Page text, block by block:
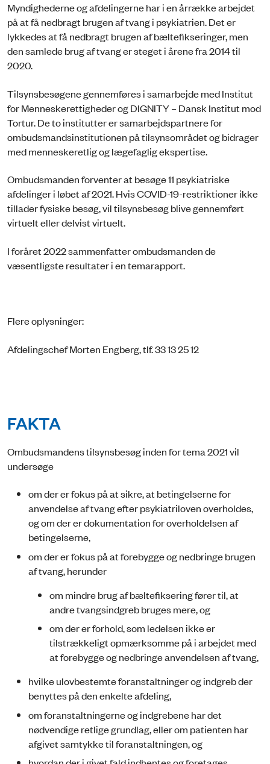
Myndighederne og afdelingerne har i en årrække arbejdet
på at få nedbragt brugen af tvang i psykiatrien. Det er
lykkedes at få nedbragt brugen af bæltefikseringer, men
den samlede brug af tvang er steget i årene fra 2014 til
2020.
Tilsynsbesøgene gennemføres i samarbejde med Institut
for Menneskerettigheder og DIGNITY – Dansk Institut mod
Tortur. De to institutter er samarbejdspartnere for
ombudsmandsinstitutionen på tilsynsområdet og bidrager
med menneskeretlig og lægefaglig ekspertise.
Ombudsmanden forventer at besøge 11 psykiatriske
afdelinger i løbet af 2021. Hvis COVID-19-restriktioner ikke
tillader fysiske besøg, vil tilsynsbesøg blive gennemført
virtuelt eller delvist virtuelt.
I foråret 2022 sammenfatter ombudsmanden de
væsentligste resultater i en temarapport.
Flere oplysninger:
Afdelingschef Morten Engberg, tlf. 33 13 25 12
FAKTA
Ombudsmandens tilsynsbesøg inden for tema 2021 vil
undersøge
om der er fokus på at sikre, at betingelserne for
anvendelse af tvang efter psykiatriloven overholdes,
og om der er dokumentation for overholdelsen af
betingelserne,
om der er fokus på at forebygge og nedbringe brugen
af tvang, herunder
om mindre brug af bæltefiksering fører til, at
andre tvangsindgreb bruges mere, og
om der er forhold, som ledelsen ikke er
tilstrækkeligt opmærksomme på i arbejdet med
at forebygge og nedbringe anvendelsen af tvang,
hvilke ulovbestemte foranstaltninger og indgreb der
benyttes på den enkelte afdeling,
om foranstaltningerne og indgrebene har det
nødvendige retlige grundlag, eller om patienten har
afgivet samtykke til foranstaltningen, og